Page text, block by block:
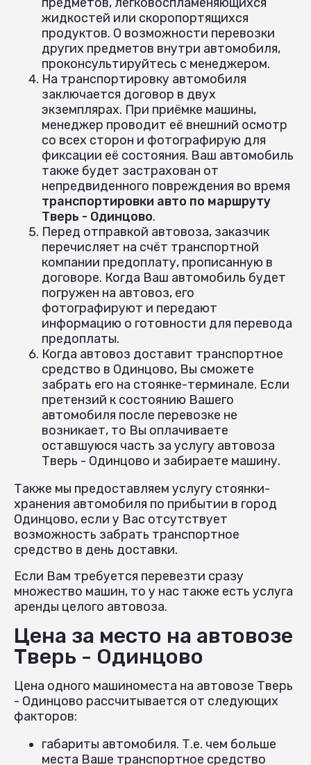
жидкостей или скоропортящихся
продуктов. О возможности перевозки
других предметов внутри автомобиля,
проконсультируйтесь с менеджером.
На транспортировку автомобиля
заключается договор в двух
экземплярах. При приёмке машины,
менеджер проводит её внешний осмотр
со всех сторон и фотографирую для
фиксации её состояния. Ваш автомобиль
также будет застрахован от
непредвиденного повреждения во время
транспортировки авто по маршруту
Тверь - Одинцово.
Перед отправкой автовоза, заказчик
перечисляет на счёт транспортной
компании предоплату, прописанную в
договоре. Когда Ваш автомобиль будет
погружен на автовоз, его
фотографируют и передают
информацию о готовности для перевода
предоплаты.
Когда автовоз доставит транспортное
средство в Одинцово, Вы сможете
забрать его на стоянке-терминале. Если
претензий к состоянию Вашего
автомобиля после перевозке не
возникает, то Вы оплачиваете
оставшуюся часть за услугу автовоза
Тверь - Одинцово и забираете машину.
Также мы предоставляем услугу стоянки-
хранения автомобиля по прибытии в город
Одинцово, если у Вас отсутствует
возможность забрать транспортное
средство в день доставки.
Если Вам требуется перевезти сразу
множество машин, то у нас также есть услуга
аренды целого автовоза.
Цена за место на автовозе
Тверь - Одинцово
Цена одного машиноместа на автовозе Тверь
- Одинцово рассчитывается от следующих
факторов:
габариты автомобиля. Т.е. чем больше
места Ваше транспортное средство